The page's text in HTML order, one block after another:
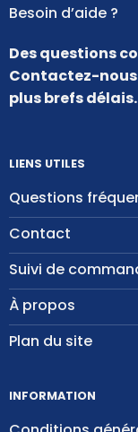
LIENS UTILES
Questions
Contact
Suivi de
À propos
Plan du site
INFORMATION
Besoin d’aide ?
Des questions
Contactez-nous
plus brefs délais.